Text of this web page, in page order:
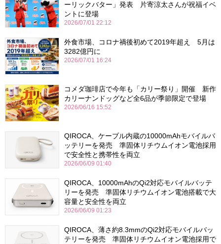
ーリックバター」発表 片寄涼太さんが祝福イベ
ントに登場
2026/07/01 22:12
外食市場、コロナ禍後初めて2019年超え 5月は
3282億円に
2026/07/01 16:24
コメダ珈琲店で今年も「カリー祭り」開催 新作
カリーナンドッグなど全6品が季節限定で登場
2026/06/16 15:52
QIROCA、ケーブル内蔵の10000mAhモバイルバ
ッテリーを発売 準固体リチウムイオン電池採用
で安全性と携帯性を両立
2026/06/09 01:40
QIROCA、10000mAhのQi2対応モバイルバッテ
リーを発売 準固体リチウムイオン電池搭載で大
容量と安全性を両立
2026/06/09 01:23
QIROCA、薄さ約8.3mmのQi2対応モバイルバッ
テリーを発売 準固体リチウムイオン電池採用で